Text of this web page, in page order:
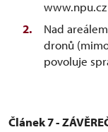
Nad
dronů
povoluje
Článek 7 -